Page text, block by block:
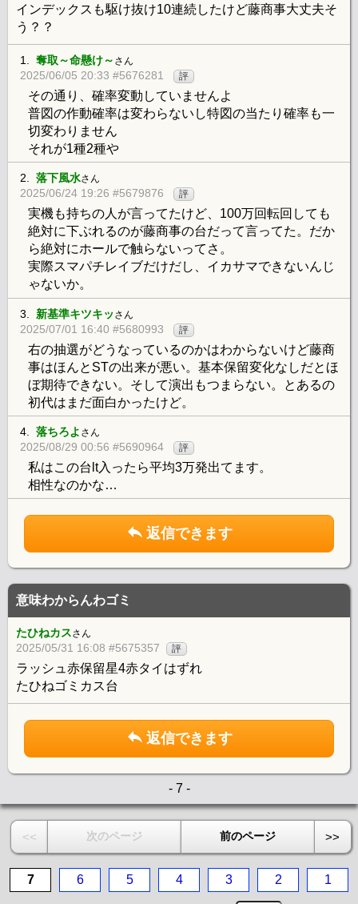
インデックスも駆け抜け10連続したけど藤商事大丈夫そ
う？？
1. 奪取～命懸け～ さん
2025/06/05 20:33 #5676281 評
その通り、確率変動していませんよ
普図の作動確率は変わらないし特図の当たり確率も一
切変わりません
それが1種2種や
2. 落下風水さん
2025/06/24 19:26 #5679876 評
実機も持ちの人が言ってたけど、100万回転回しても
絶対に下ぶれるのが藤商事の台だって言ってた。だか
ら絶対にホールで触らないってさ。
実際スマパチレイブだけだし、イカサマできないんじ
ゃないか。
3. 新基準キツキッさん
2025/07/01 16:40 #5680993 評
右の抽選がどうなっているのかはわからないけど藤商
事はほんとSTの出来が悪い。基本保留変化なしだとほ
ぼ期待できない。そして演出もつまらない。とあるの
初代はまだ面白かったけど。
4. 落ちろよ さん
2025/08/29 00:56 #5690964 評
私はこの台lt入ったら平均3万発出てます。
相性なのかな…
返信できます
意味わからんわゴミ
たひねカスさん
2025/05/31 16:08 #5675357 評
ラッシュ赤保留星4赤タイはずれ
たひねゴミカス台
返信できます
- 7 -
<< 次のページ 前のページ >>
7 6 5 4 3 2 1